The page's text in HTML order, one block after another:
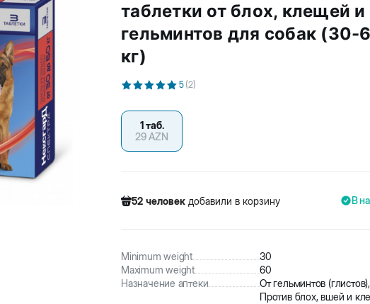
таблетки от блох, клещей и
гельминтов для собак (30-
кг)
5 (2)
52 человек добавили в корзину
52 человек добавили в корзину
В
1 таб.
29AZN
Minimum weight
30
Maximum weight
60
Назначение аптеки
От гельминтов (глистов),
Против блох, вшей и